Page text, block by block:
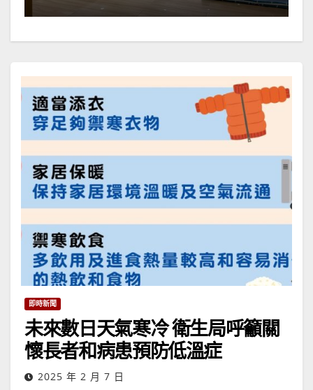
即時新聞
未來數日天氣寒冷 衛生局呼籲關
懷長者和病患預防低溫症
2025 年 2 月 7 日